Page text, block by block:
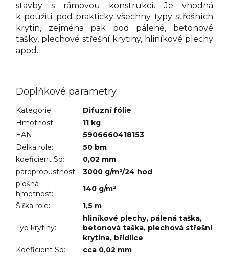
stavby s rámovou konstrukcí. Je vhodná
k použití pod prakticky všechny typy střešních
krytin, zejména pak pod pálené, betonové
tašky, plechové střešní krytiny, hliníkové plechy
apod.
Doplňkové parametry
Kategorie:
Difuzní fólie
Hmotnost:
11 kg
EAN :
5906660418153
Délka role:
50 bm
koeficient Sd:
0,02 mm
paropropustnost:
3000 g/m²/24 hod
plošná
hmotnost:
140 g/m²
Šířka role: 1,5 m
Typ krytiny:
hliníkové plechy, pálená taška,
betonová taška, plechová střešní
krytina, břidlice
Koeficient Sd:
cca 0,02 mm